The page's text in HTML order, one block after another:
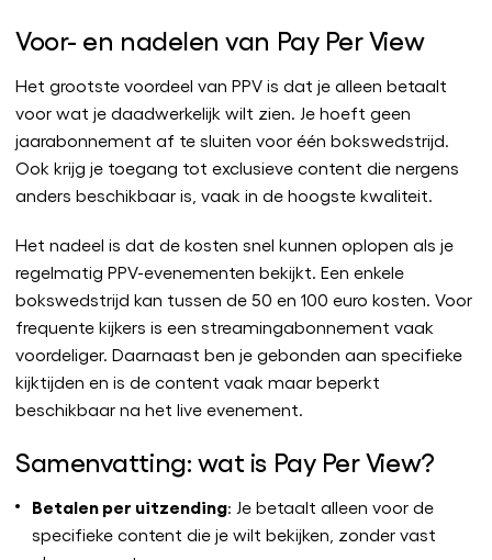
Voor- en nadelen van Pay Per View
Het grootste voordeel van PPV is dat je alleen betaalt
voor wat je daadwerkelijk wilt zien. Je hoeft geen
jaarabonnement af te sluiten voor één bokswedstrijd.
Ook krijg je toegang tot exclusieve content die nergens
anders beschikbaar is, vaak in de hoogste kwaliteit.
Het nadeel is dat de kosten snel kunnen oplopen als je
regelmatig PPV-evenementen bekijkt. Een enkele
bokswedstrijd kan tussen de 50 en 100 euro kosten. Voor
frequente kijkers is een streamingabonnement vaak
voordeliger. Daarnaast ben je gebonden aan specifieke
kijktijden en is de content vaak maar beperkt
beschikbaar na het live evenement.
Samenvatting: wat is Pay Per View?
Betalen per uitzending: Je betaalt alleen voor de
specifieke content die je wilt bekijken, zonder vast